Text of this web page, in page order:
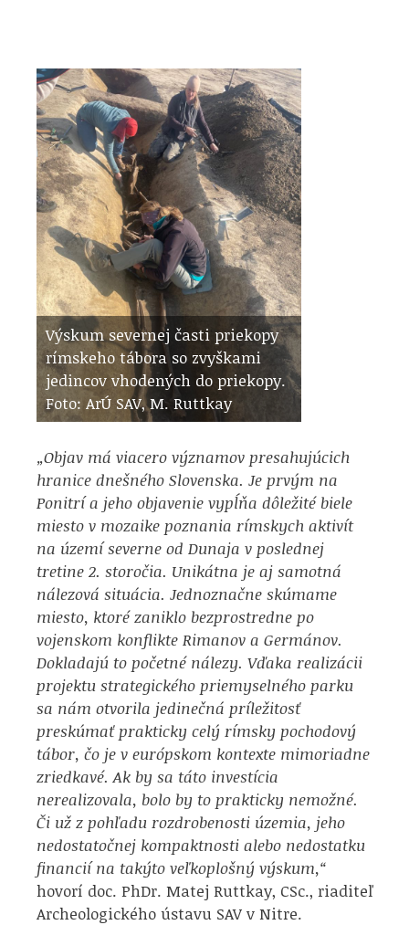
Výskum severnej časti priekopy
rímskeho tábora so zvyškami
jedincov vhodených do priekopy.
Foto: ArÚ SAV, M. Ruttkay
„Objav má viacero významov presahujúcich
hranice dnešného Slovenska. Je prvým na
Ponitrí a jeho objavenie vypĺňa dôležité biele
miesto v mozaike poznania rímskych aktivít
na území severne od Dunaja v poslednej
tretine 2. storočia. Unikátna je aj samotná
nálezová situácia. Jednoznačne skúmame
miesto, ktoré zaniklo bezprostredne po
vojenskom konflikte Rimanov a Germánov.
Dokladajú to početné nálezy. Vďaka realizácii
projektu strategického priemyselného parku
sa nám otvorila jedinečná príležitosť
preskúmať prakticky celý rímsky pochodový
tábor, čo je v európskom kontexte mimoriadne
zriedkavé. Ak by sa táto investícia
nerealizovala, bolo by to prakticky nemožné.
Či už z pohľadu rozdrobenosti územia, jeho
nedostatočnej kompaktnosti alebo nedostatku
financií na takýto veľkoplošný výskum,“
hovorí doc. PhDr. Matej Ruttkay, CSc., riaditeľ
Archeologického ústavu SAV v Nitre.